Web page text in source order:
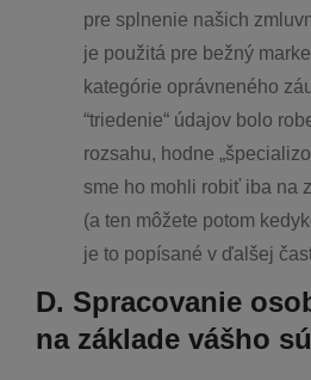
pre splnenie našich
je použitá pre bežný
kategórie oprávneného
“triedenie“ údajov bolo
rozsahu, hodne
sme ho mohli robiť iba na
(a ten môžete potom
je to popísané v ďalšej
D. Spracovanie
na základe vášho